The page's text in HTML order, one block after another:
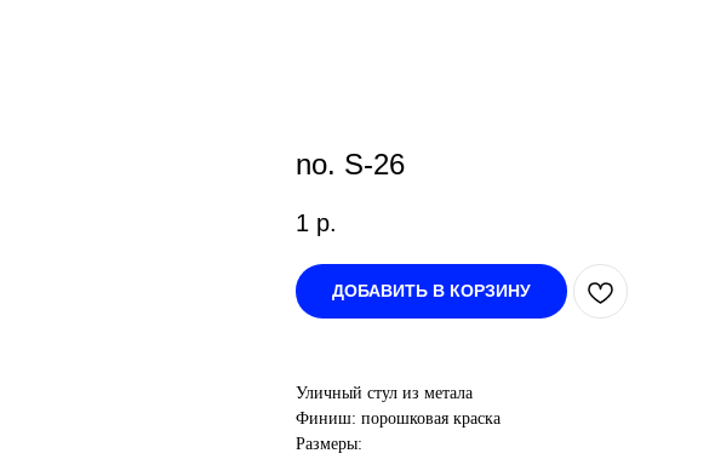
no. S-26
1 р.
ДОБАВИТЬ В КОРЗИНУ
Уличный стул из метала
Финиш: порошковая краска
Размеры: